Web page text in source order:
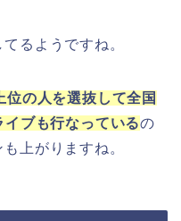
るようですね。
の人を選抜して全国
ブも行なっているの
上がりますね。